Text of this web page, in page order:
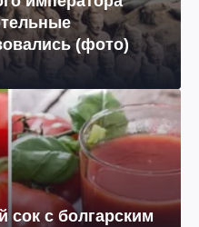
(фото)
с болгарским